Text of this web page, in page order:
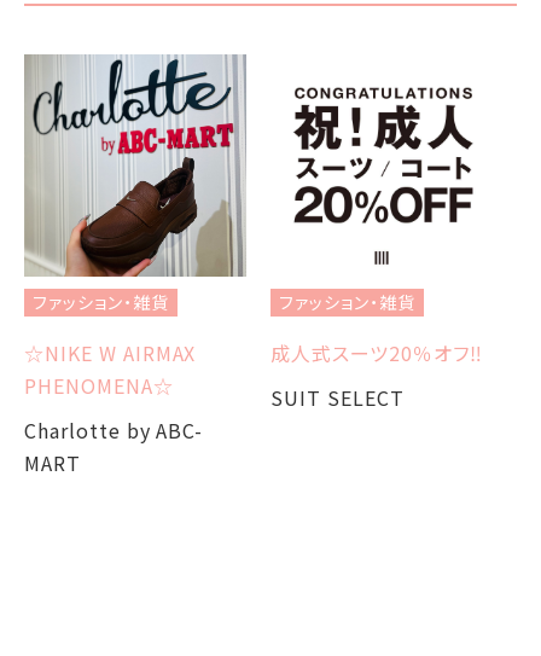
ファッション・雑貨
☆NIKE W AIRMAX
PHENOMENA☆
Charlotte by ABC-
MART
ファッション・雑貨
成人式スーツ20％オフ‼︎
SUIT SELECT